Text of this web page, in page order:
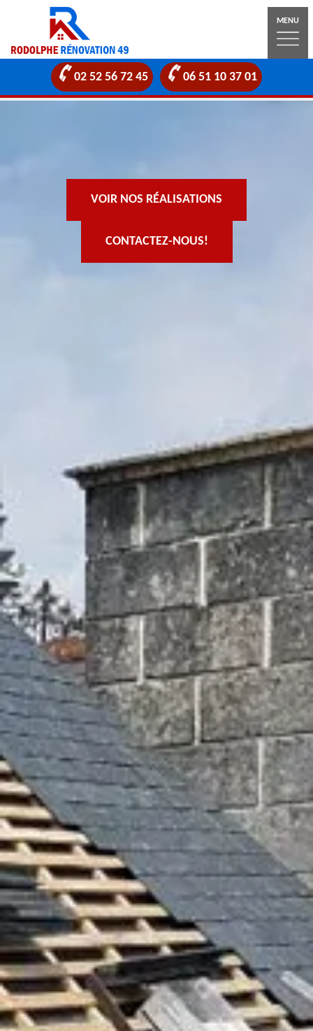
MENU
02 52 56 72 45 06 51 10 37 01
VOIR NOS RÉALISATIONS
CONTACTEZ-NOUS!